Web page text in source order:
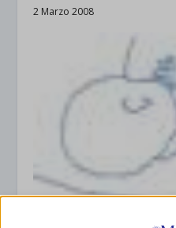
2 Marzo 2008